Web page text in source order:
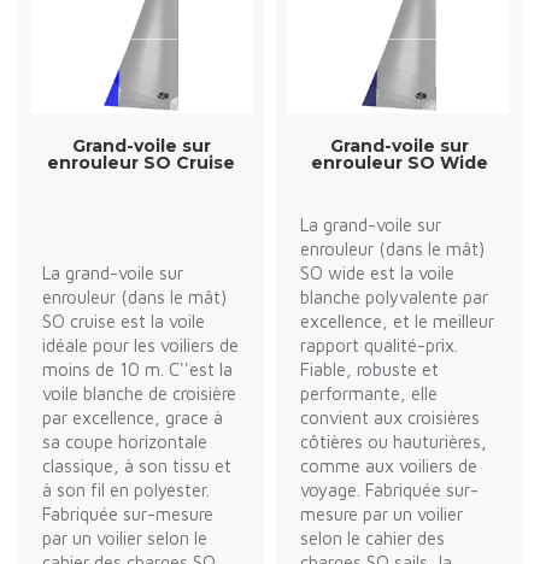
Grand-voile sur
enrouleur SO Cruise
La grand-voile sur
enrouleur (dans le mât)
SO cruise est la voile
idéale pour les voiliers de
moins de 10 m. C''est la
voile blanche de croisière
par excellence, grace à
sa coupe horizontale
classique, à son tissu et
à son fil en polyester.
Fabriquée sur-mesure
par un voilier selon le
Grand-voile sur
enrouleur SO Wide
La grand-voile sur
enrouleur (dans le mât)
SO wide est la voile
blanche polyvalente par
excellence, et le meilleur
rapport qualité-prix.
Fiable, robuste et
performante, elle
convient aux croisières
côtières ou hauturières,
comme aux voiliers de
voyage. Fabriquée sur-
mesure par un voilier
selon le cahier des